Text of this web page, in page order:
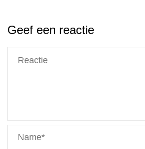
Geef een reactie